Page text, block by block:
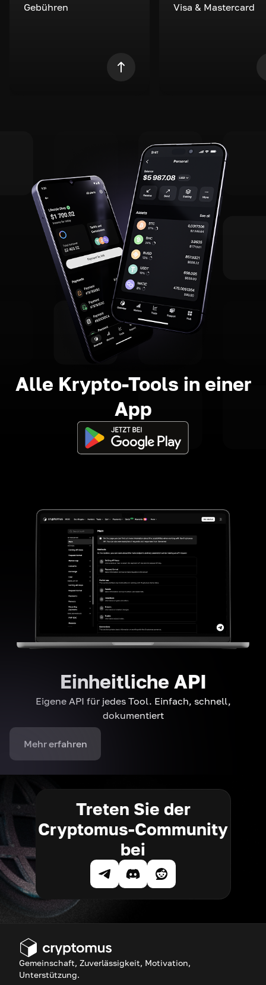
Gebühren
Visa & Mastercard
Alle Krypto-Tools in einer
App
Einheitliche API
Eigene API für jedes Tool. Einfach, schnell,
dokumentiert
Mehr erfahren
Treten Sie der
Cryptomus-Community
bei
Gemeinschaft, Zuverlässigkeit, Motivation,
Unterstützung.